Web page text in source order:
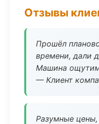
Отзывы
Прошёл
времени, дали
Машина
— Клиент
Разумные цены,